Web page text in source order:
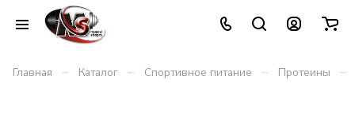
Главная – Каталог – Спортивное питание – Протеины –